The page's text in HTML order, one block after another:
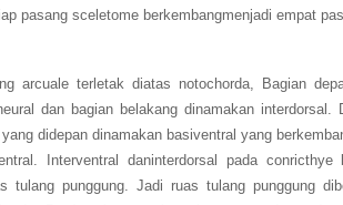
pasang sceletome berkembangmenjadi empat
arcuale terletak diatas notochorda, Bagian
dan bagian belakang dinamakan
didepan dinamakan basiventral yang
Interventral daninterdorsal pada
tulang punggung. Jadi ruas tulang punggung